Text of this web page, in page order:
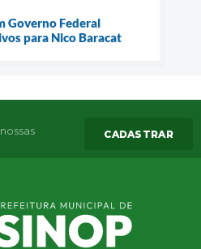
Governo Federal
para Nico Baracat
CADASTRAR